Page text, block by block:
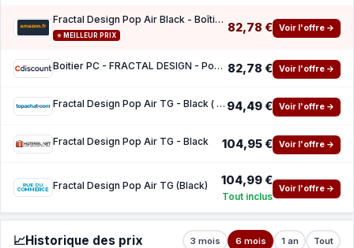
Fractal Design Pop Air Black - Boîtier PC Gaming ATX Mid Tower, Façade Mesh Hexagonale, Ve
⭐ MEILLEUR PRIX
82,78 € Voir l'offre →
Boitier PC - FRACTAL DESIGN - Pop Air Black TG - Black (FD-C-POA1A-02) 82,78 € Voir l'offre →
Fractal Design Pop Air TG - Black ( 10 de reduction avec le code promo KOO ) 94,49 € Voir l'offre →
Fractal Design Pop Air TG - Black 104,95 € Voir l'offre →
Fractal Design Pop Air TG (Black) 104,99 €
Tout inclus
Voir l'offre →
📈Historique des prix 3 mois 6 mois 1 an Tout